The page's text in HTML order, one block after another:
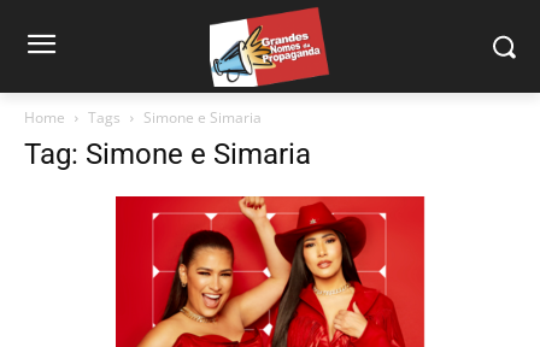
Home Tags Simone e Simaria
Tag: Simone e Simaria